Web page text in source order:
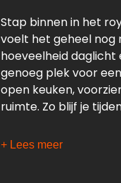
Stap binnen in het
voelt het geheel nog
hoeveelheid daglicht
genoeg plek voor
open keuken,
ruimte. Zo blijf je
De woning beschikt
+ Lees meer